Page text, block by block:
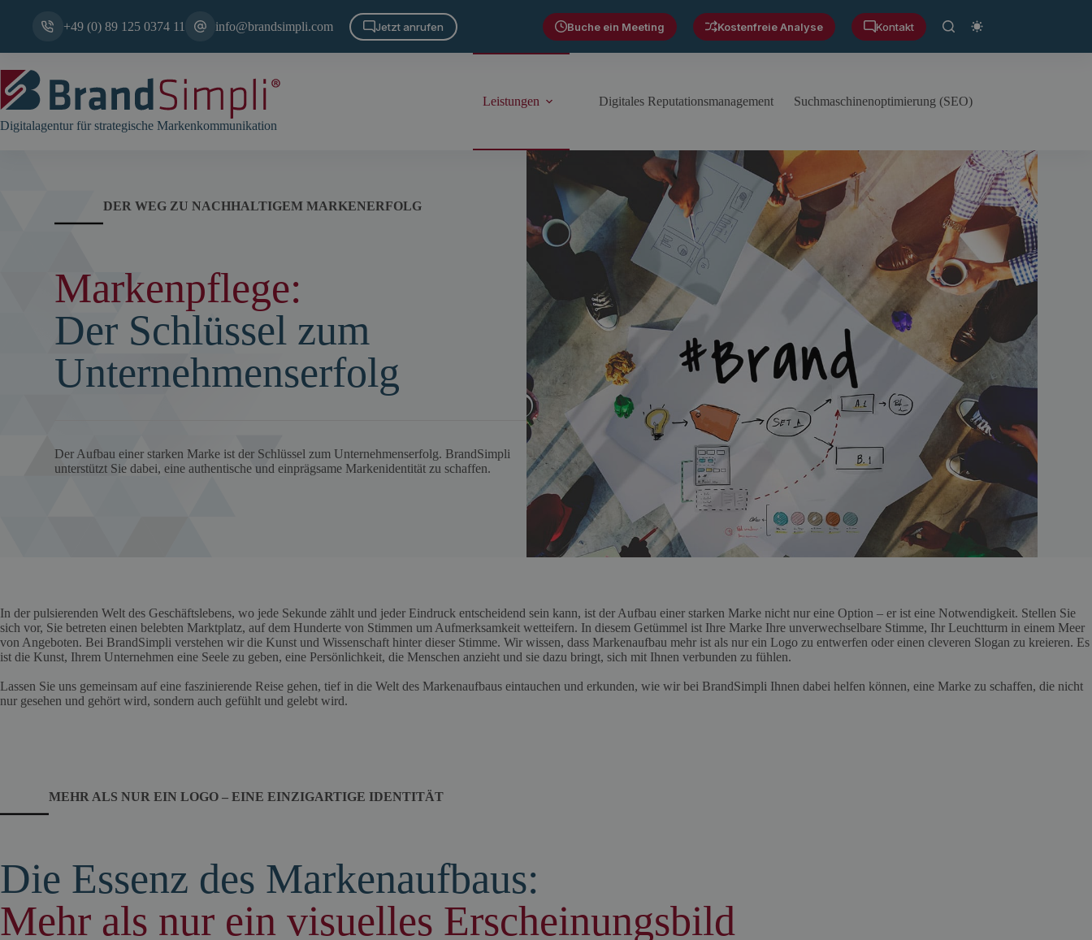
+49 (0) 89 125 0374 11 info@brandsimpli.com Jetzt anrufen Buche ein Meeting Kostenfreie Analyse Kontakt
Digitalagentur für strategische Markenkommunikation
Leistungen Digitales Reputationsmanagement Suchmaschinenoptimierung (SEO)
DER WEG ZU NACHHALTIGEM MARKENERFOLG
Markenpflege:
Der Schlüssel zum
Unternehmenserfolg
Der Aufbau einer starken Marke ist der Schlüssel zum Unternehmenserfolg. BrandSimpli
unterstützt Sie dabei, eine authentische und einprägsame Markenidentität zu schaffen.
In der pulsierenden Welt des Geschäftslebens, wo jede Sekunde zählt und jeder Eindruck entscheidend sein kann, ist der Aufbau einer starken Marke nicht nur eine Option – er ist eine Notwendigkeit. Stellen Sie
sich vor, Sie betreten einen belebten Marktplatz, auf dem Hunderte von Stimmen um Aufmerksamkeit wetteifern. In diesem Getümmel ist Ihre Marke Ihre unverwechselbare Stimme, Ihr Leuchtturm in einem Meer
von Angeboten. Bei BrandSimpli verstehen wir die Kunst und Wissenschaft hinter dieser Stimme. Wir wissen, dass Markenaufbau mehr ist als nur ein Logo zu entwerfen oder einen cleveren Slogan zu kreieren. Es
ist die Kunst, Ihrem Unternehmen eine Seele zu geben, eine Persönlichkeit, die Menschen anzieht und sie dazu bringt, sich mit Ihnen verbunden zu fühlen.
Lassen Sie uns gemeinsam auf eine faszinierende Reise gehen, tief in die Welt des Markenaufbaus eintauchen und erkunden, wie wir bei BrandSimpli Ihnen dabei helfen können, eine Marke zu schaffen, die nicht
nur gesehen und gehört wird, sondern auch gefühlt und gelebt wird.
MEHR ALS NUR EIN LOGO – EINE EINZIGARTIGE IDENTITÄT
Die Essenz des Markenaufbaus:
Mehr als nur ein visuelles Erscheinungsbild